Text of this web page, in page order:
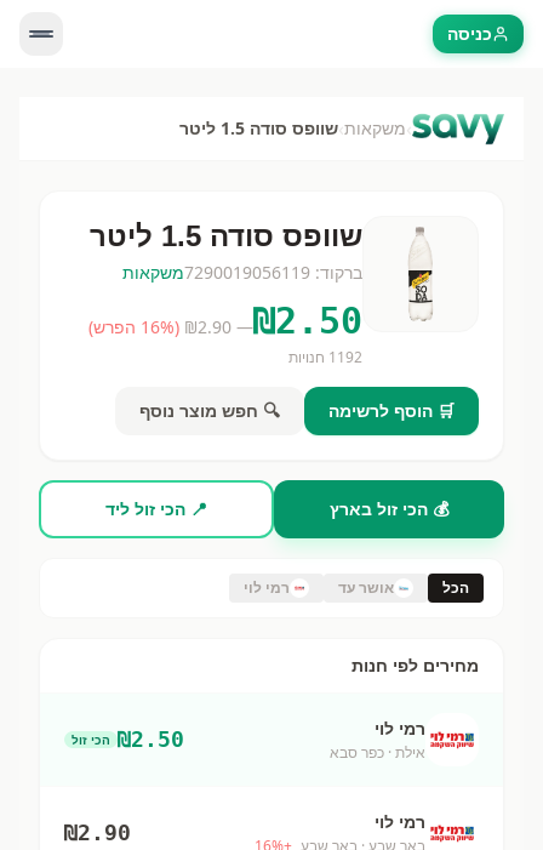
כניסה
›משקאות›שוופס סודה 1.5 ליטר
שוופס סודה 1.5 ליטר
ברקוד: 7290019056119משקאות
₪2.50
— ₪
2.90
(
16% הפרש)
1192 חנויות
🛒 הוסף לרשימה 🔍 חפש מוצר נוסף
💰 הכי זול בארץ 📍 הכי זול ליד
הכל אושר עד רמי לוי
מחירים לפי חנות
רמי לוי
אילת · כפר סבא
₪2.50 הכי זול
רמי לוי
באר שבע · באר שבע +
16%
₪2.90